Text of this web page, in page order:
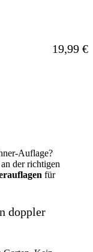
Ab
19,99 €
Auflage?
der richtigen
für
doppler